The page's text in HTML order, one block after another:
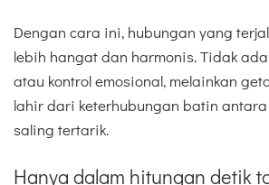
Dengan cara ini, hubungan yang
lebih hangat dan harmonis. Tidak
atau kontrol emosional, melainkan
lahir dari keterhubungan batin
saling tertarik.
Hanya dalam hitungan detik